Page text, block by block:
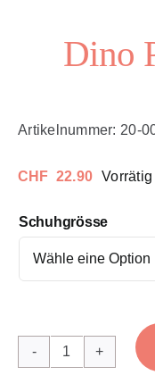
Dino
Artikelnummer: 20-
CHF 22.90 Vorrätig
Schuhgrösse